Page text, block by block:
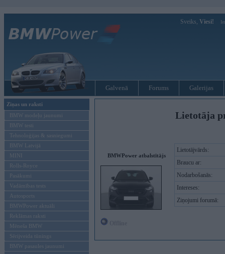
Sveiks, Viesi!
Galvenā Forums Galerijas
Ziņas un raksti
BMW modeļu jaunumi
BMW testi
Tehnoloģijas & sasniegumi
BMW Latvijā
MINI
Rolls-Royce
Pasākumi
Vadāmības tests
Autosports
BMWPower aktuāli
Reklāmas raksti
Mēneša BMW
Sērijveida tūnings
BMW pasaules jaunumi
Lietotāja
BMWPower atbalstītājs
Lietotājvārds:
Braucu ar:
Nodarbošanās:
Intereses:
Ziņojumi forumā: